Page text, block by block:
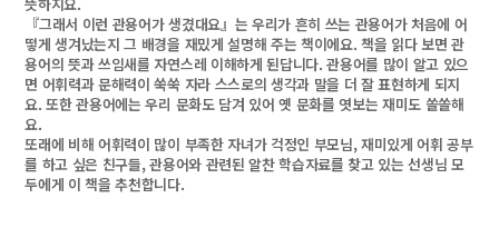
『그래서 이런 관용어가 생겼대요』는 우리가 흔히 쓰는 관용어가 처음에 어
떻게 생겨났는지 그 배경을 재밌게 설명해 주는 책이에요. 책을 읽다 보면 관
용어의 뜻과 쓰임새를 자연스레 이해하게 된답니다. 관용어를 많이 알고 있으
면 어휘력과 문해력이 쑥쑥 자라 스스로의 생각과 말을 더 잘 표현하게 되지
요. 또한 관용어에는 우리 문화도 담겨 있어 옛 문화를 엿보는 재미도 쏠쏠해
요.
또래에 비해 어휘력이 많이 부족한 자녀가 걱정인 부모님, 재미있게 어휘 공부
를 하고 싶은 친구들, 관용어와 관련된 알찬 학습자료를 찾고 있는 선생님 모
두에게 이 책을 추천합니다.